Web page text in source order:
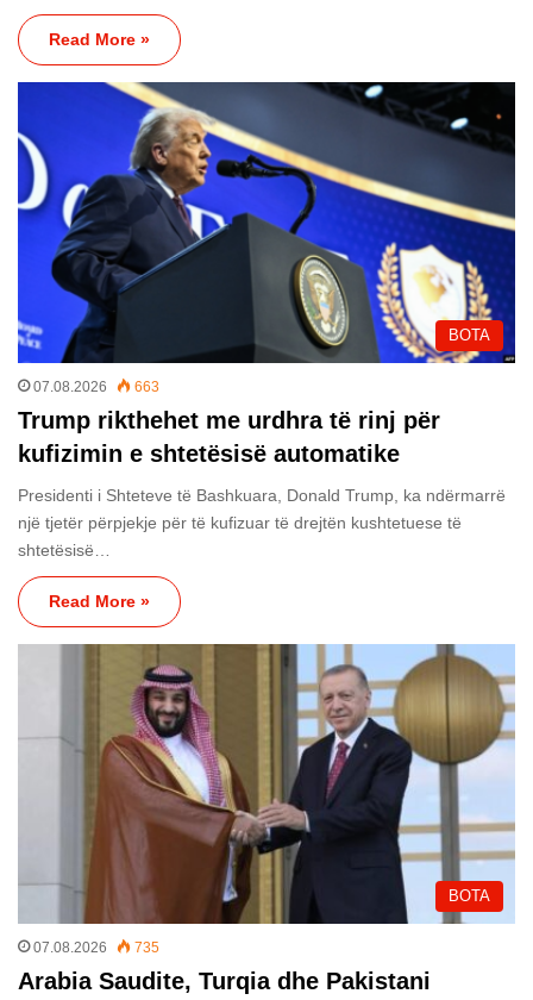
Read More »
BOTA
07.08.2026 663
Trump rikthehet me urdhra të rinj për
kufizimin e shtetësisë automatike
Presidenti i Shteteve të Bashkuara, Donald Trump, ka ndërmarrë
një tjetër përpjekje për të kufizuar të drejtën kushtetuese të
shtetësisë…
Read More »
BOTA
07.08.2026 735
Arabia Saudite, Turqia dhe Pakistani